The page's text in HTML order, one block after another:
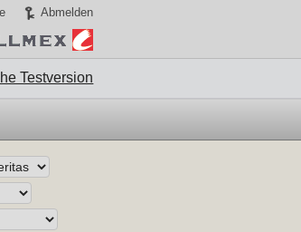
Abmelden
Testversion